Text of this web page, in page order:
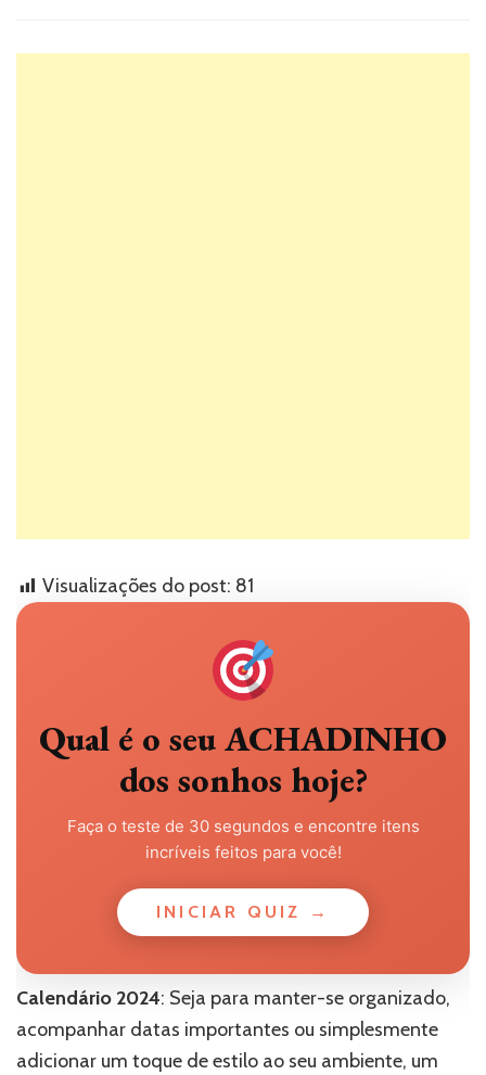
Visualizações do post: 81
Qual é o seu ACHADINHO
dos sonhos hoje?
Faça o teste de 30 segundos e encontre itens
incríveis feitos para você!
INICIAR QUIZ →
Calendário 2024: Seja para manter-se organizado,
acompanhar datas importantes ou simplesmente
adicionar um toque de estilo ao seu ambiente, um